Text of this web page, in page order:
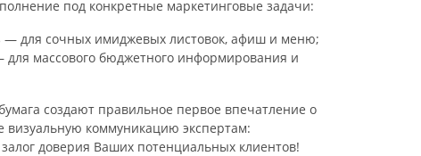
под конкретные маркетинговые задачи:
— для сочных имиджевых листовок, афиш и меню;
для массового бюджетного информирования и
создают правильное первое впечатление о
коммуникацию экспертам:
доверия Ваших потенциальных клиентов!